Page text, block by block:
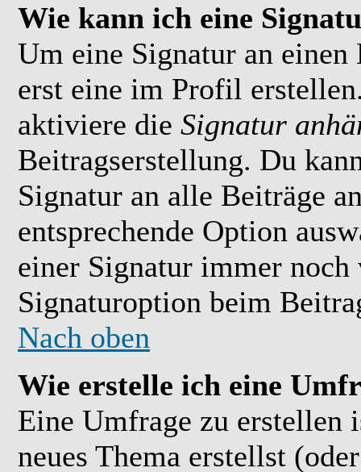
Wie kann ich eine
Um eine Signatur an einen
erst eine im Profil
aktiviere die Signatur
Beitragserstellung. Du
Signatur an alle Beiträge
entsprechende Option
einer Signatur immer
Signaturoption beim
Nach oben
Wie erstelle ich eine
Eine Umfrage zu erstellen
neues Thema erstellst